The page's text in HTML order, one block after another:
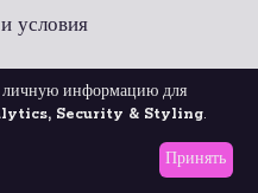
условия
Кодекс этики
личную информацию для
Security & Styling.
Принять